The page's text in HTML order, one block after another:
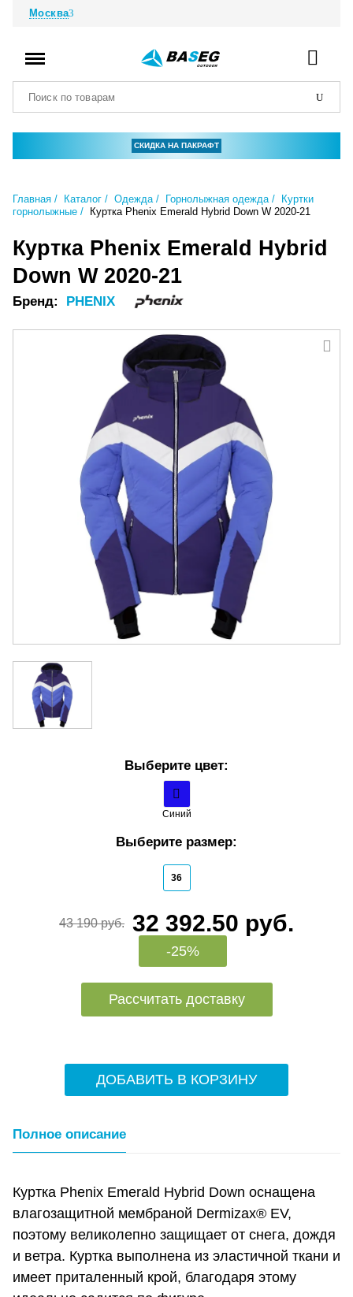
Москва
СКИДКА НА ПАКРАФТ
Главная Каталог Одежда Горнолыжная одежда
Куртки
горнолыжные
Куртка Phenix Emerald Hybrid Down W 2020-21
Куртка Phenix Emerald Hybrid
Down W 2020-21
Бренд: PHENIX
Выберите цвет:
Синий
Выберите размер:
36
43 190 руб. 32 392.50 руб.
-25%
Рассчитать доставку
ДОБАВИТЬ В КОРЗИНУ
Полное описание
Куртка Phenix Emerald Hybrid Down оснащена
влагозащитной мембраной Dermizax® EV,
поэтому великолепно защищает от снега, дождя
и ветра. Куртка выполнена из эластичной ткани и
имеет приталенный крой, благодаря этому